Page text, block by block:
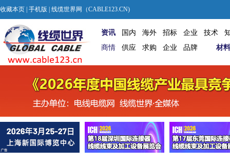
收藏本页 手机版 | 线缆世界网（CABLE123.CN)
资讯 国内 海外 招标 企业 技术
商情
供应 求购 企业 品牌 材料